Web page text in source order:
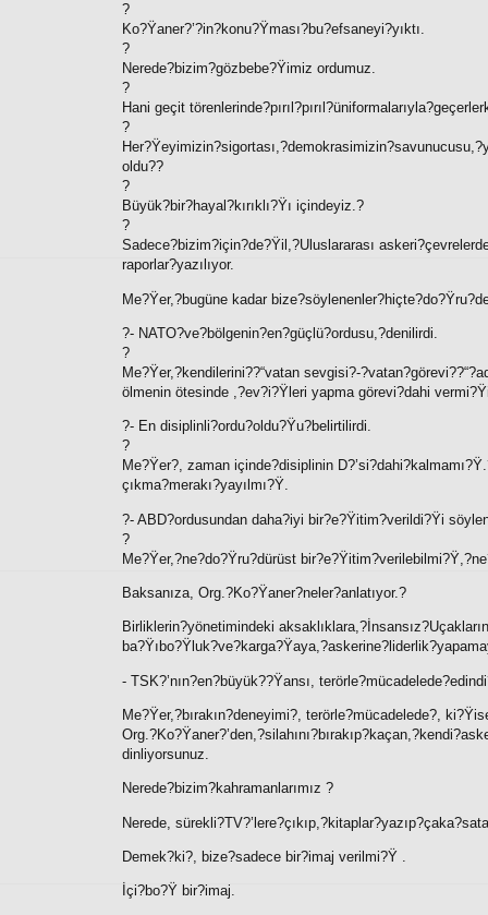
?
Ko?Ÿaner?’?in?konu?Ÿması?bu?efsaneyi?yıktı.
?
Nerede?bizim?gözbebe?Ÿimiz ordumuz.
?
Hani geçit
?
oldu??
?
Büyük?bir?hayal?kırıklı?Ÿı içindeyiz.?
?
Sadece?bizim?için?de?Ÿil,?Uluslararası
raporlar?yazılıyor.
Me?Ÿer,?bugüne kadar
?- NATO?ve?bölgenin?en?güçlü?ordusu,?denilirdi.
?
Me?Ÿer,?kendilerini??“vatan sevgisi?-
ölmenin ötesinde ,?ev?i?Ÿleri yapma görevi?dahi
?- En disiplinli?ordu?oldu?Ÿu?belirtilirdi.
?
Me?Ÿer?, zaman içinde?disiplinin
çıkma?merakı?yayılmı?Ÿ.
?- ABD?ordusundan daha?iyi bir?e?Ÿitim?verildi?Ÿi
?
Me?Ÿer,?ne?do?Ÿru?dürüst
Baksanıza, Org.?Ko?Ÿaner?neler?anlatıyor.?
Birliklerin?yönetimindeki
- TSK?’nın?en?büyük??Ÿansı,
Me?Ÿer,?bırakın?deneyimi?, terörle?mücadelede?,
dinliyorsunuz.
Nerede?bizim?kahramanlarımız ?
Nerede,
Demek?ki?, bize?sadece bir?imaj verilmi?Ÿ .
İçi?bo?Ÿ bir?imaj.